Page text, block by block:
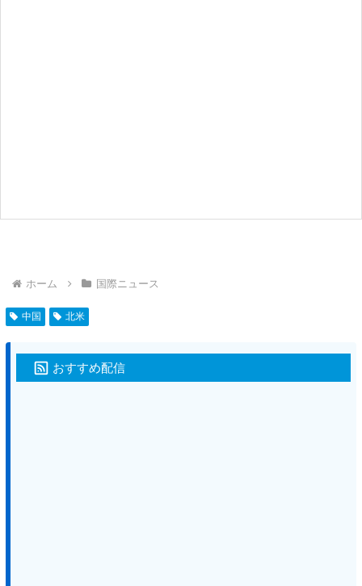
ホーム 国際ニュース
中国 北米
おすすめ配信